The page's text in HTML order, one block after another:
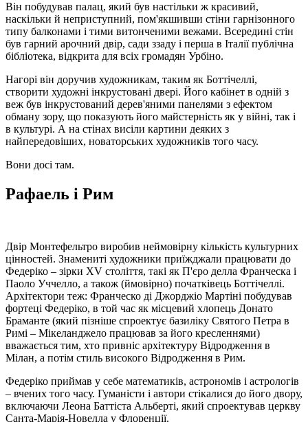
Він побудував палац, який був настільки ж красивий,
наскільки й неприступний, пом'якшивши стіни гарнізонного
типу балконами і тими витонченими вежами. Всередині стін
був гарний арочний двір, сади ззаду і перша в Італії публічна
бібліотека, відкрита для всіх громадян Урбіно.
Нагорі він доручив художникам, таким як Боттічеллі,
створити художні інкрустовані двері. Його кабінет в одній з
веж був інкрустований дерев'яними панелями з ефектом
обману зору, що показують його майстерність як у війні, так і
в культурі. А на стінах висіли картини деяких з
найпередовіших, новаторських художників того часу.
Вони досі там.
Рафаель і Рим
Двір Монтефельтро виробив неймовірну кількість культурних
цінностей. Знамениті художники приїжджали працювати до
Федеріко – зірки XV століття, такі як П'єро делла Франческа і
Паоло Уччелло, а також (ймовірно) початківець Боттічеллі.
Архітектори теж: Франческо ді Джорджіо Мартіні побудував
фортеці Федеріко, в той час як місцевий хлопець Донато
Браманте (який пізніше спроектує базиліку Святого Петра в
Римі – Мікеланджело працював за його кресленнями)
вважається тим, хто привніс архітектуру Відродження в
Мілан, а потім стиль високого Відродження в Рим.
Федеріко приймав у себе математиків, астрономів і астрологів
– вчених того часу. Гуманісти і автори стікалися до його двору,
включаючи Леона Баттіста Альберті, який спроектував церкву
Санта-Марія-Новелла у Флоренції.